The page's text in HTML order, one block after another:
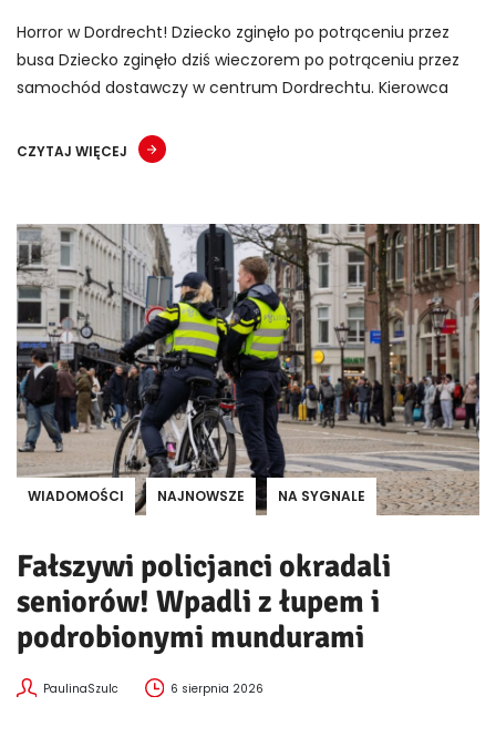
Horror w Dordrecht! Dziecko zginęło po potrąceniu przez
busa Dziecko zginęło dziś wieczorem po potrąceniu przez
samochód dostawczy w centrum Dordrechtu. Kierowca
CZYTAJ WIĘCEJ
WIADOMOŚCI NAJNOWSZE NA SYGNALE
Fałszywi policjanci okradali
seniorów! Wpadli z łupem i
podrobionymi mundurami
PaulinaSzulc 6 sierpnia 2026